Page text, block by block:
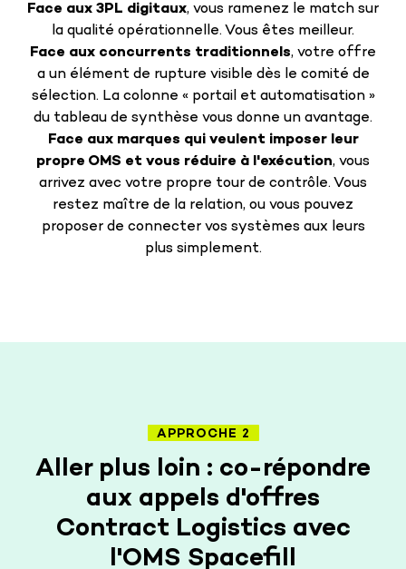
Face aux 3PL digitaux, vous ramenez le match sur
la qualité opérationnelle. Vous êtes meilleur.
Face aux concurrents traditionnels, votre offre
a un élément de rupture visible dès le comité de
sélection. La colonne « portail et automatisation »
du tableau de synthèse vous donne un avantage.
Face aux marques qui veulent imposer leur
propre OMS et vous réduire à l'exécution, vous
arrivez avec votre propre tour de contrôle. Vous
restez maître de la relation, ou vous pouvez
proposer de connecter vos systèmes aux leurs
plus simplement.
APPROCHE 2
Aller plus loin : co-répondre
aux appels d'offres
Contract Logistics avec
l'OMS Spacefill